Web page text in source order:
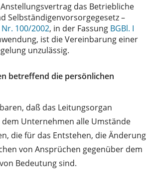
das Betriebliche
Selbständigenvorsorgegesetz –
Nr. 100/2002, in der Fassung BGBl. I
ist die Vereinbarung einer
unzulässig.
betreffend die persönlichen
daß das Leitungsorgan
Unternehmen alle Umstände
die für das Entstehen, die Änderung
von Ansprüchen gegenüber dem
Bedeutung sind.